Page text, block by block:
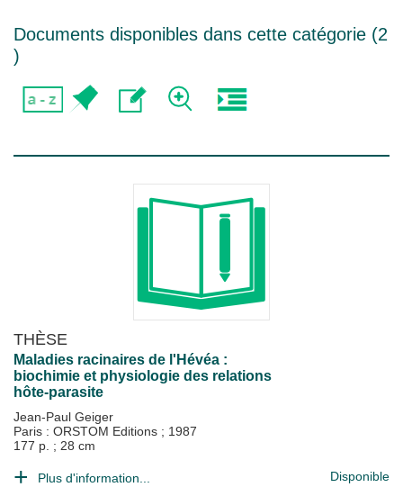
Documents disponibles dans cette catégorie (2
)
THÈSE
Maladies racinaires de l'Hévéa :
biochimie et physiologie des relations
hôte-parasite
Jean-Paul Geiger
Paris : ORSTOM Editions ; 1987
177 p. ; 28 cm
Plus d'information... Disponible